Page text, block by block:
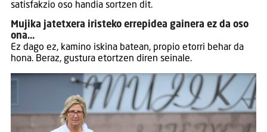
satisfakzio oso handia sortzen dit.
Mujika jatetxera iristeko errepidea gainera ez da oso
ona…
Ez dago ez, kamino iskina batean, propio etorri behar da
hona. Beraz, gustura etortzen diren seinale.